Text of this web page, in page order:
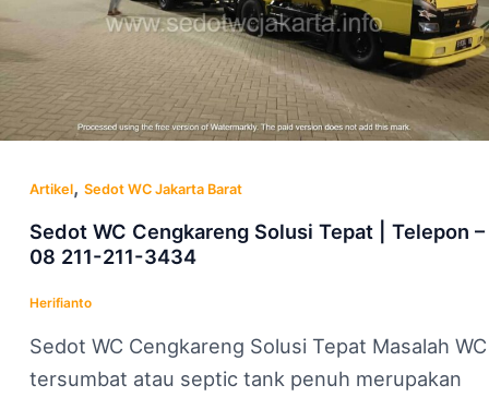
Artikel,Sedot WC Jakarta Barat
Sedot WC Cengkareng Solusi Tepat | Telepon –
08 211-211-3434
Herifianto
Sedot WC Cengkareng Solusi Tepat Masalah WC
tersumbat atau septic tank penuh merupakan